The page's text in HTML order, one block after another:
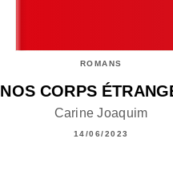
ROMANS
NOS CORPS
Carine Joaquim
14/06/2023